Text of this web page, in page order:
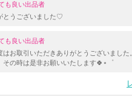
も良い出品者
とうございました♡
も良い出品者
はお取引いただきありがとうございました
その時は是非お願いいたします🍀⋆゜